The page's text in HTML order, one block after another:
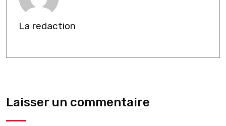
La redaction
Laisser un commentaire